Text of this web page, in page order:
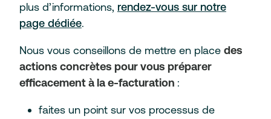
plus d’informations, rendez-vous sur notre
page dédiée.
Nous vous conseillons de mettre en place des
actions concrètes pour vous préparer
efficacement à la e-facturation :
faites un point sur vos processus de